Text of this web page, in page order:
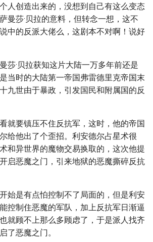
人创造出来的，没想到自己有这么变态
曼莎·贝拉的意料，但转念一想，这不
中的反派大佬么，这剧本不对啊！说好
莎·贝拉获知这片大陆一万多年前还是
当时的大陆第一帝国弗雷德里克帝国末
九世由于暴政，引发国民和附属国的反
就要镇压不住反抗军，这时，他的帝国
给他出了个歪招。利安德尔占星术很
和异世界的魔物交易换取的，这次他提
启恶魔之门，引来地狱的恶魔撕碎反抗
始是有点怕控制不了局面的，但是利安
控制住恶魔的军队，加上反抗军日渐逼
就顾不上那么多顾虑了，于是派人找齐
了恶魔之门。